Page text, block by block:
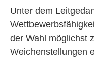
Unter dem
der Wahl möglichst
Weichenstellungen